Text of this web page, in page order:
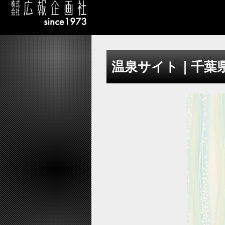
温泉サイト｜千葉